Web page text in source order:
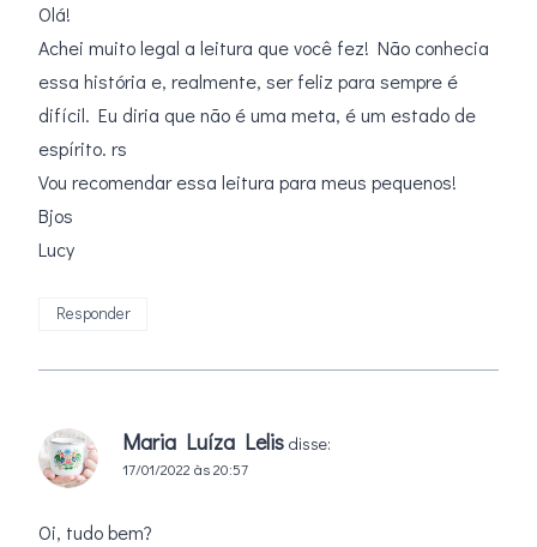
Olá!
Achei muito legal a leitura que você fez! Não conhecia
essa história e, realmente, ser feliz para sempre é
difícil. Eu diria que não é uma meta, é um estado de
espírito. rs
Vou recomendar essa leitura para meus pequenos!
Bjos
Lucy
Responder
Maria Luíza Lelis disse:
17/01/2022 às 20:57
Oi, tudo bem?